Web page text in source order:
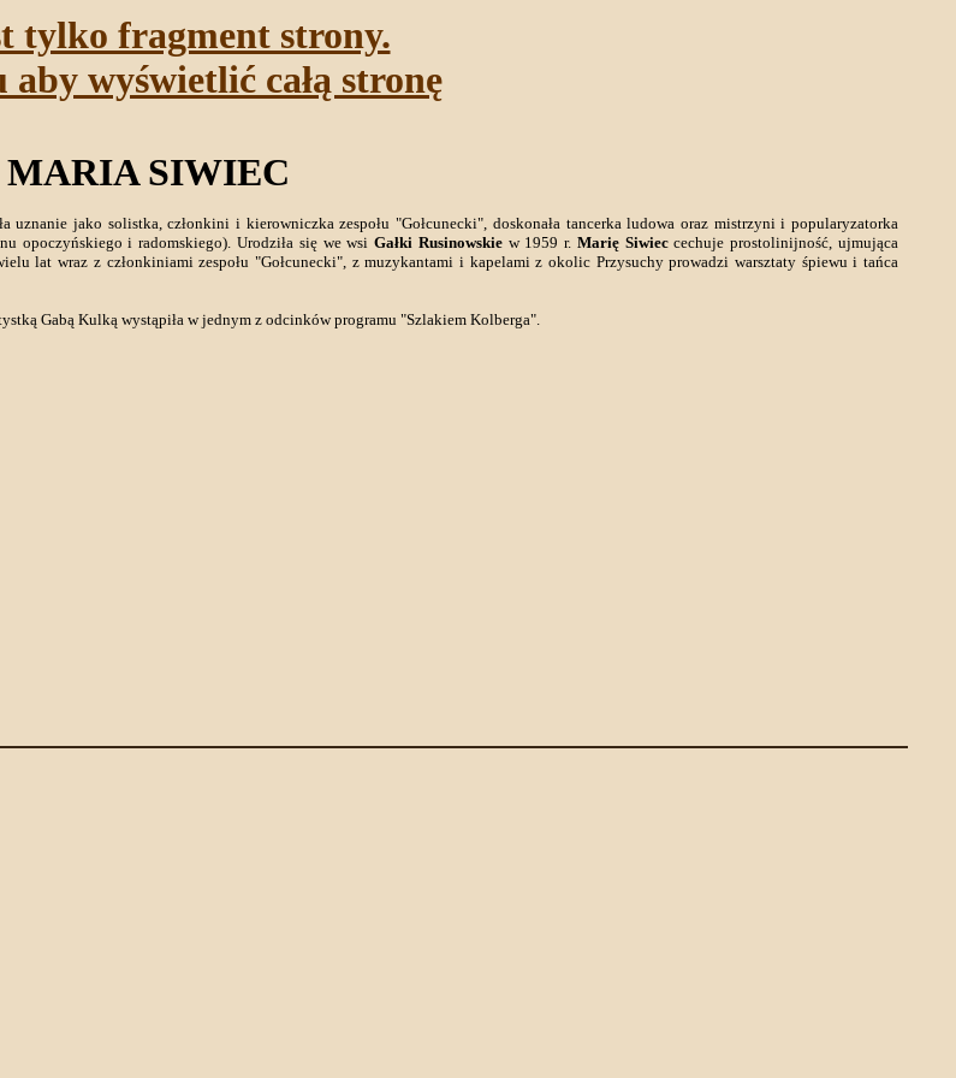
tylko fragment strony.
wyświetlić całą stronę
MARIA SIWIEC
uznanie jako solistka, członkini i kierowniczka zespołu "Gołcunecki", doskonała tancerka ludowa oraz mistrzyni i popularyzatorka
opoczyńskiego i radomskiego). Urodziła się we wsiGałki Rusinowskiew 1959 r. Marię Siwieccechuje prostolinijność, ujmująca
lat wraz z członkiniami zespołu "Gołcunecki", z muzykantami i kapelami z okolic Przysuchy prowadzi warsztaty śpiewu i tańca
Gabą Kulką wystąpiła w jednym z odcinków programu "Szlakiem Kolberga".